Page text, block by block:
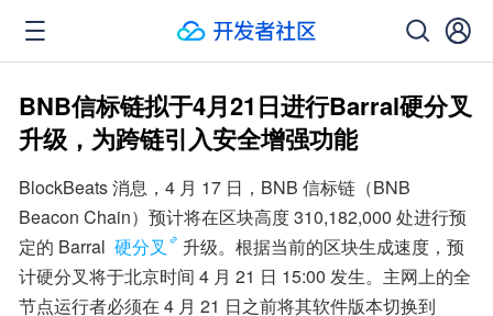
BNB信标链拟于4月21日进行Barral硬分叉
升级，为跨链引入安全增强功能
BlockBeats 消息，4 月 17 日，BNB 信标链（BNB
Beacon Chain）预计将在区块高度 310,182,000 处进行预
定的 Barral 硬分叉
升级。根据当前的区块生成速度，预
计硬分叉将于北京时间 4 月 21 日 15:00 发生。主网上的全
节点运行者必须在 4 月 21 日之前将其软件版本切换到